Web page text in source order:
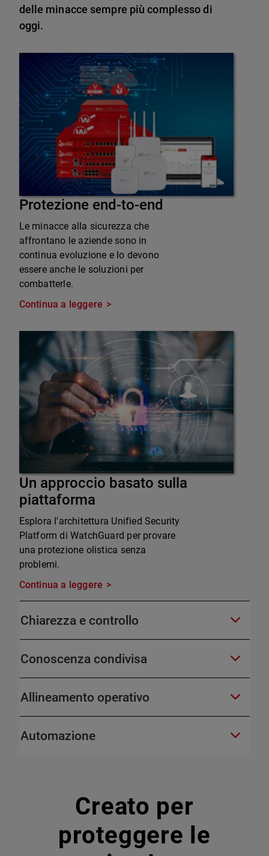
delle minacce sempre più complesso di
oggi.
Protezione end-to-end
Le minacce alla sicurezza che
affrontano le aziende sono in
continua evoluzione e lo devono
essere anche le soluzioni per
combatterle.
Continua a leggere
Un approccio basato sulla
piattaforma
Esplora l'architettura Unified Security
Platform di WatchGuard per provare
una protezione olistica senza
problemi.
Continua a leggere
Chiarezza e controllo
Conoscenza condivisa
Allineamento operativo
Automazione
Creato per
proteggere le